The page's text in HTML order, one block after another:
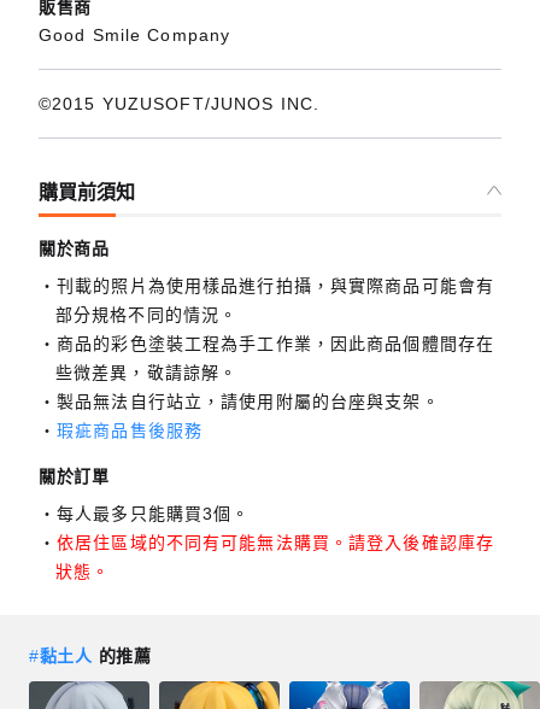
販售商
Good Smile Company
©2015 YUZUSOFT/JUNOS INC.
購買前須知
關於商品
刊載的照片為使用樣品進行拍攝，與實際商品可能會有
部分規格不同的情況。
商品的彩色塗裝工程為手工作業，因此商品個體間存在
些微差異，敬請諒解。
製品無法自行站立，請使用附屬的台座與支架。
瑕疵商品售後服務
關於訂單
每人最多只能購買3個。
依居住區域的不同有可能無法購買。請登入後確認庫存
狀態。
#黏土人 的推薦